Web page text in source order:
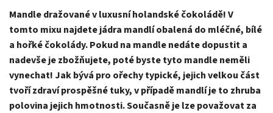
Mandle dražované v luxusní holandské čokoládě! V
tomto mixu najdete jádra mandlí obalená do mléčné, bílé
a hořké čokolády. Pokud na mandle nedáte dopustit a
nadevše je zbožňujete, poté byste tyto mandle neměli
vynechat! Jak bývá pro ořechy typické, jejich velkou část
tvoří zdraví prospěšné tuky, v případě mandlí je to zhruba
polovina jejich hmotnosti. Současně je lze považovat za